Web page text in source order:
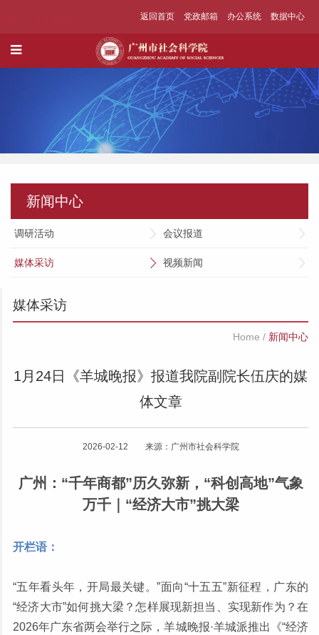
返回首页 党政邮箱 办公系统 数据中心
新闻中心
调研活动 会议报道
媒体采访 视频新闻
媒体采访
Home / 新闻中心
1月24日《羊城晚报》报道我院副院长伍庆的媒
体文章
2026-02-12 来源：广州市社会科学院
广州：“千年商都”历久弥新，“科创高地”气象
万千｜“经济大市”挑大梁
开栏语：
“五年看头年，开局最关键。”面向“十五五”新征程，广东的
“经济大市”如何挑大梁？怎样展现新担当、实现新作为？在
2026年广东省两会举行之际，羊城晚报·羊城派推出《“经济